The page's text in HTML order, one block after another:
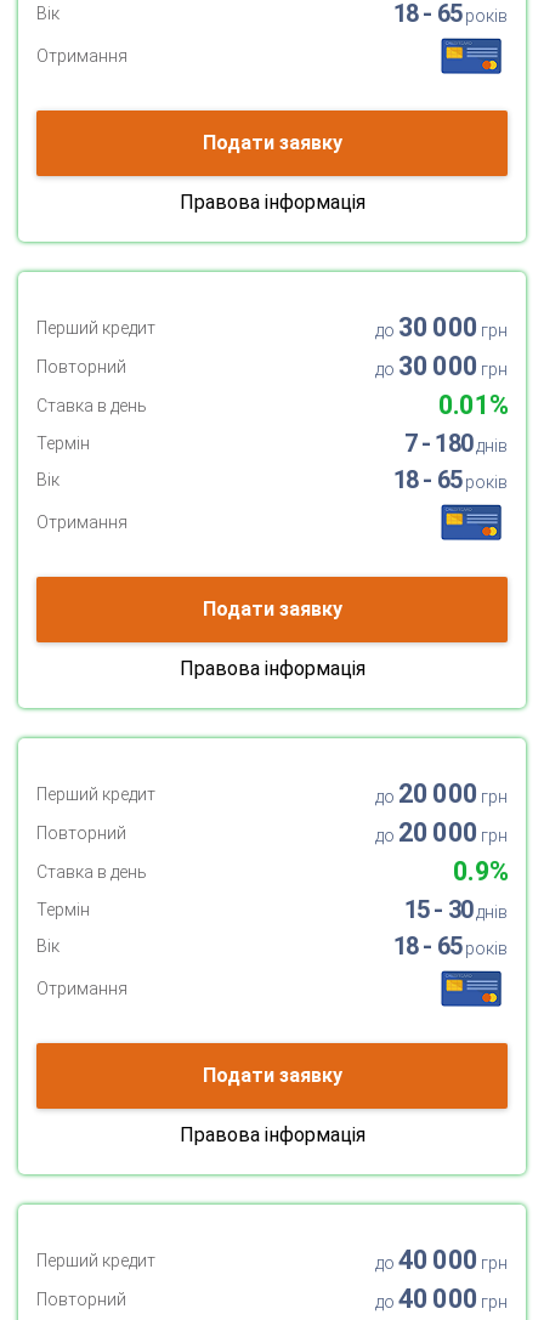
Вік 18 - 65років
Отримання
Подати заявку
Правова інформація
Перший кредит до 30 000 грн
Повторний
до 30 000 грн
Ставка в день
0.01%
Термін 7 - 180днів
Вік
18 - 65років
Отримання
Подати заявку
Правова інформація
Перший кредит до 20 000 грн
Повторний
до 20 000 грн
Ставка в день
0.9%
Термін 15 - 30днів
Вік
18 - 65років
Отримання
Подати заявку
Правова інформація
Перший кредит до 40 000 грн
Повторний
до 40 000 грн